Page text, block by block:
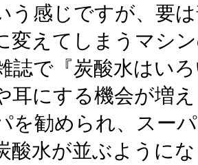
う感じですが、要
変えてしまうマシ
誌で『炭酸水はい
耳にする機会が増
を勧められ、スー
酸水が並ぶように